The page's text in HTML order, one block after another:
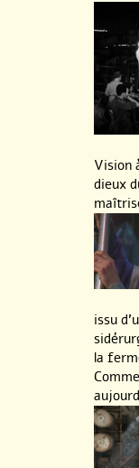
Vision
dieux
issu
la